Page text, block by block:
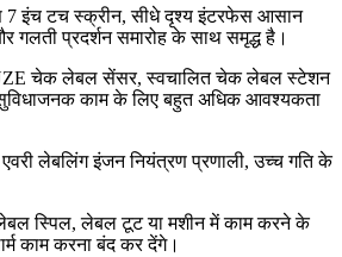
7 इंच टच स्क्रीन, सीधे दृश्य इंटरफेस आसान
गलती प्रदर्शन समारोह के साथ समृद्ध है।
चेक लेबल सेंसर, स्वचालित चेक लेबल स्टेशन
काम के लिए बहुत अधिक आवश्यकता
लेबलिंग इंजन नियंत्रण प्रणाली, उच्च गति के
स्पिल, लेबल टूट या मशीन में काम करने के
काम करना बंद कर देंगे।